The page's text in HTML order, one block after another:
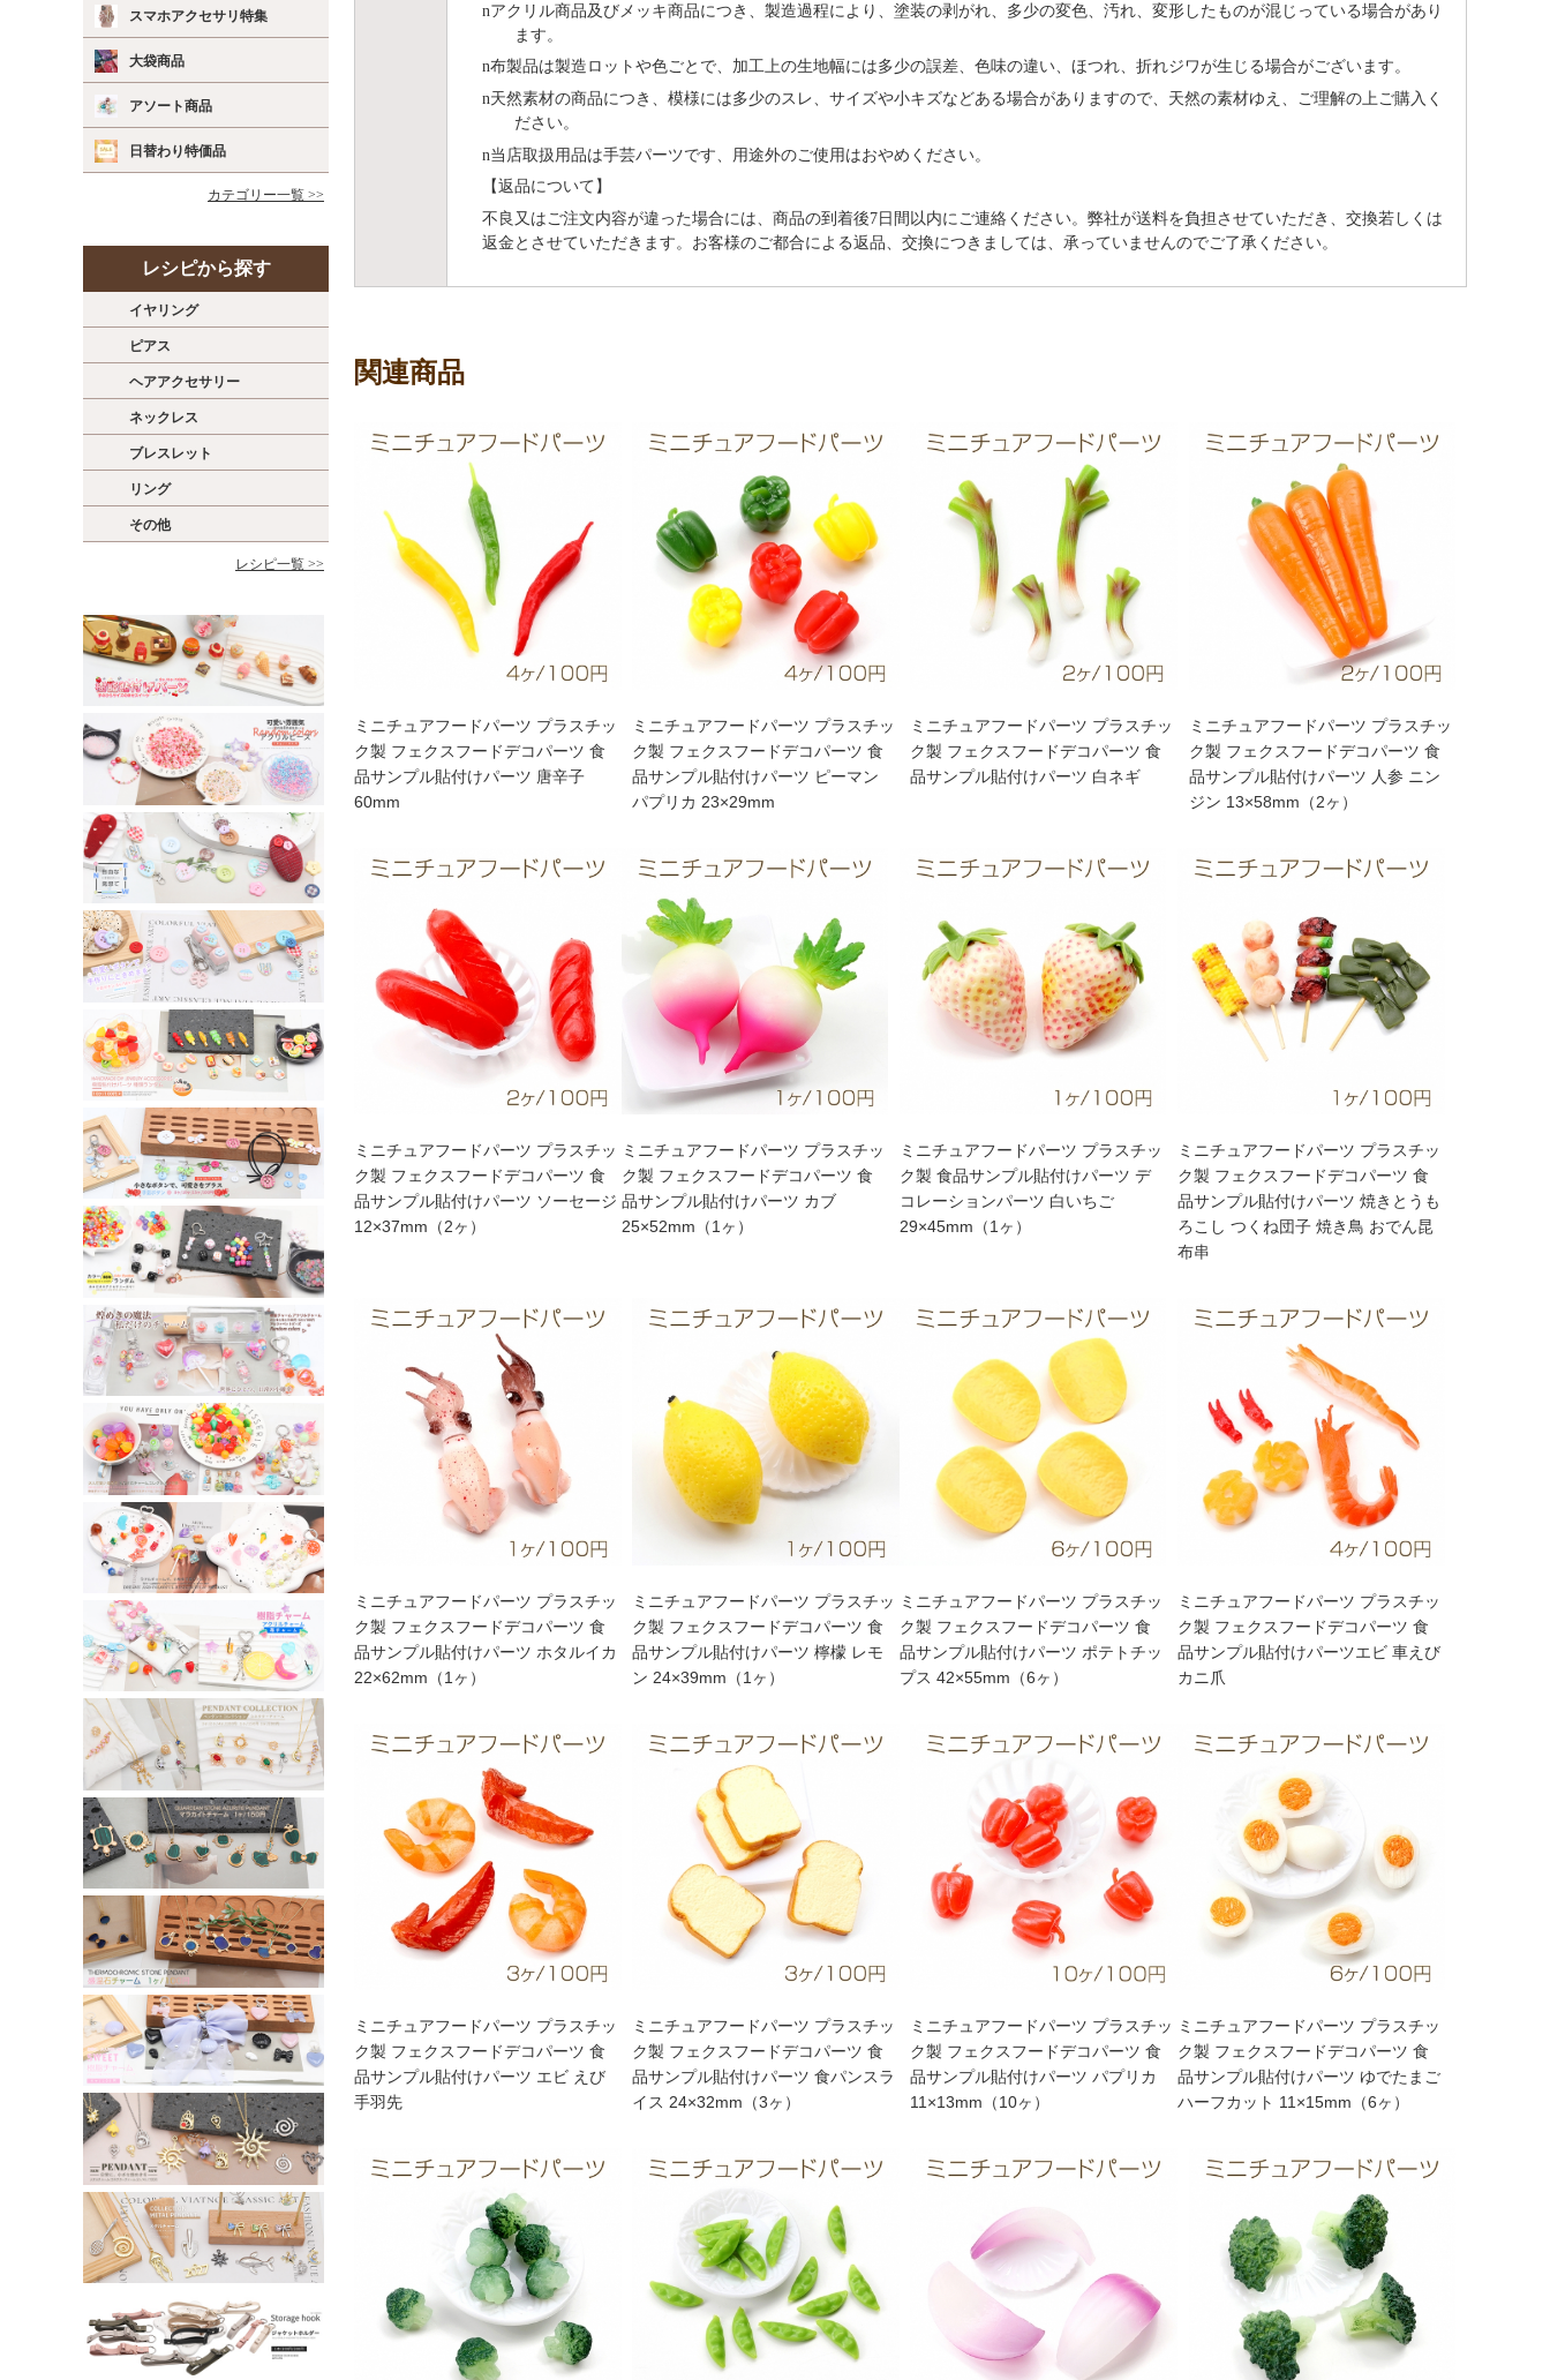
スマホアクセサリ特集
大袋商品
アソート商品
日替わり特価品
カテゴリー一覧 >>
レシピから探す
イヤリング
ピアス
ヘアアクセサリー
ネックレス
ブレスレット
リング
その他
レシピ一覧 >>
nアクリル商品及びメッキ商品につき、製造過程により、塗装の剥がれ、多少の変色、汚れ、変形したものが混じっている場合があり
ます。
n布製品は製造ロットや色ごとで、加工上の生地幅には多少の誤差、色味の違い、ほつれ、折れジワが生じる場合がございます。
n天然素材の商品につき、模様には多少のスレ、サイズや小キズなどある場合がありますので、天然の素材ゆえ、ご理解の上ご購入く
ださい。
n当店取扱用品は⼿芸パーツです、⽤途外のご使⽤はおやめください。
【返品について】
不良又はご注文内容が違った場合には、商品の到着後7日間以内にご連絡ください。弊社が送料を負担させていただき、交換若しくは
返金とさせていただきます。お客様のご都合による返品、交換につきましては、承っていませんのでご了承ください。
関連商品
ミニチュアフードパーツ プラスチッ
ク製 フェクスフードデコパーツ 食
品サンプル貼付けパーツ 唐辛子
60mm
ミニチュアフードパーツ プラスチッ
ク製 フェクスフードデコパーツ 食
品サンプル貼付けパーツ ピーマン
パプリカ 23×29mm
ミニチュアフードパーツ プラスチッ
ク製 フェクスフードデコパーツ 食
品サンプル貼付けパーツ 白ネギ
ミニチュアフードパーツ プラスチッ
ク製 フェクスフードデコパーツ 食
品サンプル貼付けパーツ 人参 ニン
ジン 13×58mm（2ヶ）
ミニチュアフードパーツ プラスチッ
ク製 フェクスフードデコパーツ 食
品サンプル貼付けパーツ ソーセージ
12×37mm（2ヶ）
ミニチュアフードパーツ プラスチッ
ク製 フェクスフードデコパーツ 食
品サンプル貼付けパーツ カブ
25×52mm（1ヶ）
ミニチュアフードパーツ プラスチッ
ク製 食品サンプル貼付けパーツ デ
コレーションパーツ 白いちご
29×45mm（1ヶ）
ミニチュアフードパーツ プラスチッ
ク製 フェクスフードデコパーツ 食
品サンプル貼付けパーツ 焼きとうも
ろこし つくね団子 焼き鳥 おでん昆
布串
ミニチュアフードパーツ プラスチッ
ク製 フェクスフードデコパーツ 食
品サンプル貼付けパーツ ホタルイカ
22×62mm（1ヶ）
ミニチュアフードパーツ プラスチッ
ク製 フェクスフードデコパーツ 食
品サンプル貼付けパーツ 檸檬 レモ
ン 24×39mm（1ヶ）
ミニチュアフードパーツ プラスチッ
ク製 フェクスフードデコパーツ 食
品サンプル貼付けパーツ ポテトチッ
プス 42×55mm（6ヶ）
ミニチュアフードパーツ プラスチッ
ク製 フェクスフードデコパーツ 食
品サンプル貼付けパーツエビ 車えび
カニ爪
ミニチュアフードパーツ プラスチッ
ク製 フェクスフードデコパーツ 食
品サンプル貼付けパーツ エビ えび
手羽先
ミニチュアフードパーツ プラスチッ
ク製 フェクスフードデコパーツ 食
品サンプル貼付けパーツ 食パンスラ
イス 24×32mm（3ヶ）
ミニチュアフードパーツ プラスチッ
ク製 フェクスフードデコパーツ 食
品サンプル貼付けパーツ パプリカ
11×13mm（10ヶ）
ミニチュアフードパーツ プラスチッ
ク製 フェクスフードデコパーツ 食
品サンプル貼付けパーツ ゆでたまご
ハーフカット 11×15mm（6ヶ）